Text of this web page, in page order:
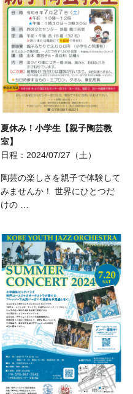
夏休み！小学生【親子陶芸教
室】
日程：2024/07/27（土）
陶芸の楽しさを親子で体験して
みませんか！ 世界にひとつだ
けの …